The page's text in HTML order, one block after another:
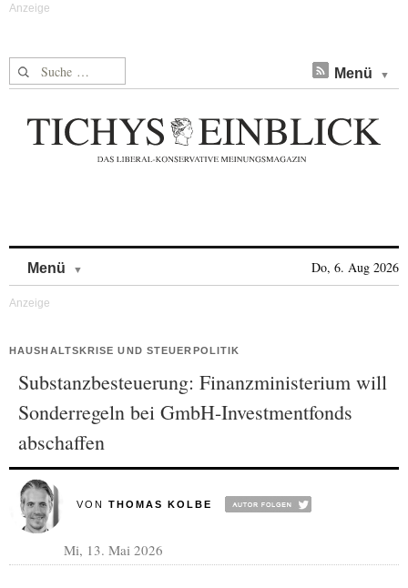
Suche nach: Menü
Menü Do, 6. Aug 2026
HAUSHALTSKRISE UND STEUERPOLITIK
Substanzbesteuerung: Finanzministerium will
Sonderregeln bei GmbH-Investmentfonds
abschaffen
VON THOMAS KOLBE
Mi, 13. Mai 2026